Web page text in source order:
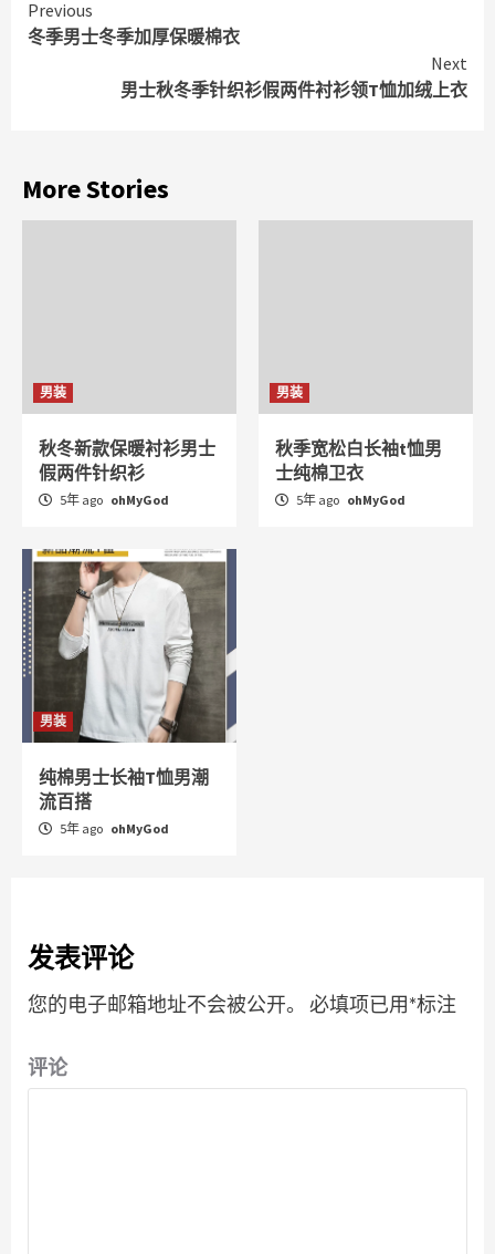
Continue
Reading
Previous
冬季男士冬季加厚保暖棉衣
Next
男士秋冬季针织衫假两件衬衫领T恤加绒上衣
More Stories
男装
秋冬新款保暖衬衫男士
假两件针织衫
5年 ago ohMyGod
男装
秋季宽松白长袖t恤男
士纯棉卫衣
5年 ago ohMyGod
男装
纯棉男士长袖T恤男潮
流百搭
5年 ago ohMyGod
发表评论
您的电子邮箱地址不会被公开。 必填项已用*标注
评论